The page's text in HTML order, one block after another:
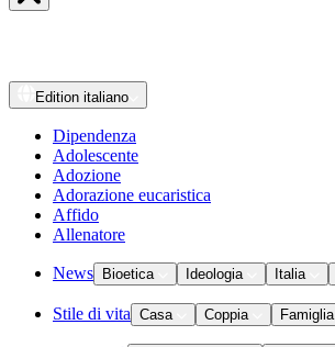
Edition italiano
Dipendenza
Adolescente
Adozione
Adorazione eucaristica
Affido
Allenatore
News Bioetica Ideologia Italia
Stile di vita Casa Coppia Famiglia